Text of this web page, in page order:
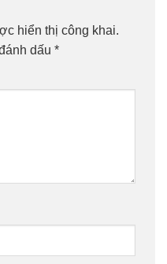
hiển thị công khai.
dấu *